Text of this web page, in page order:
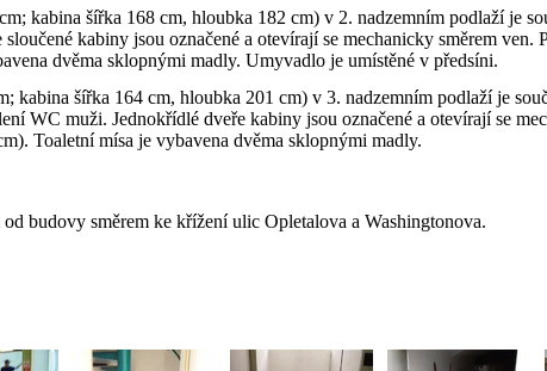
kabina šířka 168 cm, hloubka 182 cm) v 2. nadzemním podlaží je
kabiny jsou označené a otevírají se mechanicky směrem
dvěma sklopnými madly. Umyvadlo je umístěné v předsíni.
kabina šířka 164 cm, hloubka 201 cm) v 3. nadzemním podlaží je
WC muži. Jednokřídlé dveře kabiny jsou označené a otevírají se
Toaletní mísa je vybavena dvěma sklopnými madly.
budovy směrem ke křížení ulic Opletalova a Washingtonova.